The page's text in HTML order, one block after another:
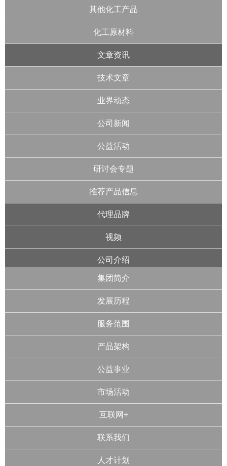
其他化工产品
化工原材料
文章资讯
技术文章
业界动态
公司新闻
公益活动
研讨会专题
推荐产品信息
代理品牌
视频
公司介绍
集团简介
发展历程
服务范围
产品架构
公益事业
市场活动
互联网+
联系我们
人才计划